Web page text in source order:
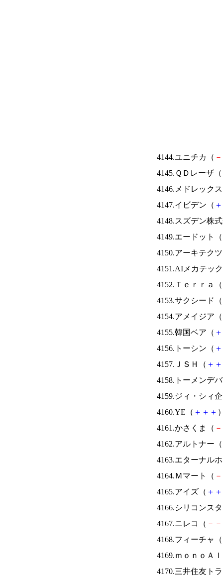
4144.ユニチカ（ －
4145.ＱＤレーザ（
4146.メドレック
4147.イビデン（ ＋
4148.スズデン株
4149.エードット（
4150.アーキテク
4151.AIメカテッ
4152.Ｔｅｒｒａ（
4153.サクシード（
4154.アメイジア（
4155.韓国ベア（ ＋
4156.トーシン（ ＋
4157.ＪＳＨ（ ＋ ＋
4158.トーメンデ
4159.ジィ・シィ
4160.YE（ ＋ ＋ ＋
4161.かさくま（ －
4162.アルトナー（
4163.エターナル
4164.Ｍマート（ －
4165.アイズ（ ＋ ＋
4166.シリコンス
4167.ニレコ（ － －
4168.フィーチャ（
4169.ｍｏｎｏＡ
4170.三井住友ト